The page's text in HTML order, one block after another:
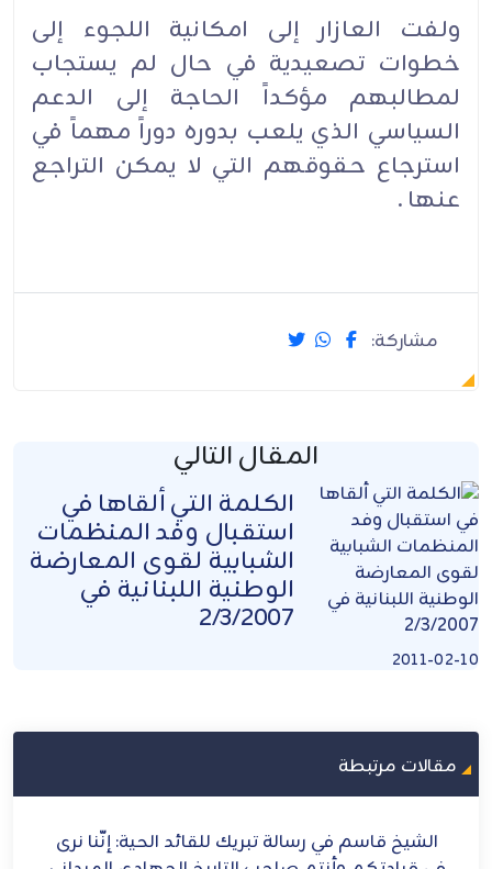
ولفت العازار إلى امكانية اللجوء إلى
خطوات تصعيدية في حال لم يستجاب
لمطالبهم مؤكداً الحاجة إلى الدعم
السياسي الذي يلعب بدوره دوراً مهماً في
استرجاع حقوقهم التي لا يمكن التراجع
عنها .
مشاركة:
المقال التالي
الكلمة التي ألقاها في
استقبال وفد المنظمات
الشبابية لقوى المعارضة
الوطنية اللبنانية في
2/3/2007
2011-02-10
مقالات مرتبطة
إنَّنا نرى
الشيخ قاسم: إيران أيقونة العزة والشرف